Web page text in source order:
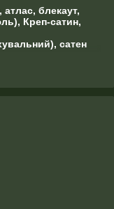
атлас, блекаут,
Креп-сатин,
сатен